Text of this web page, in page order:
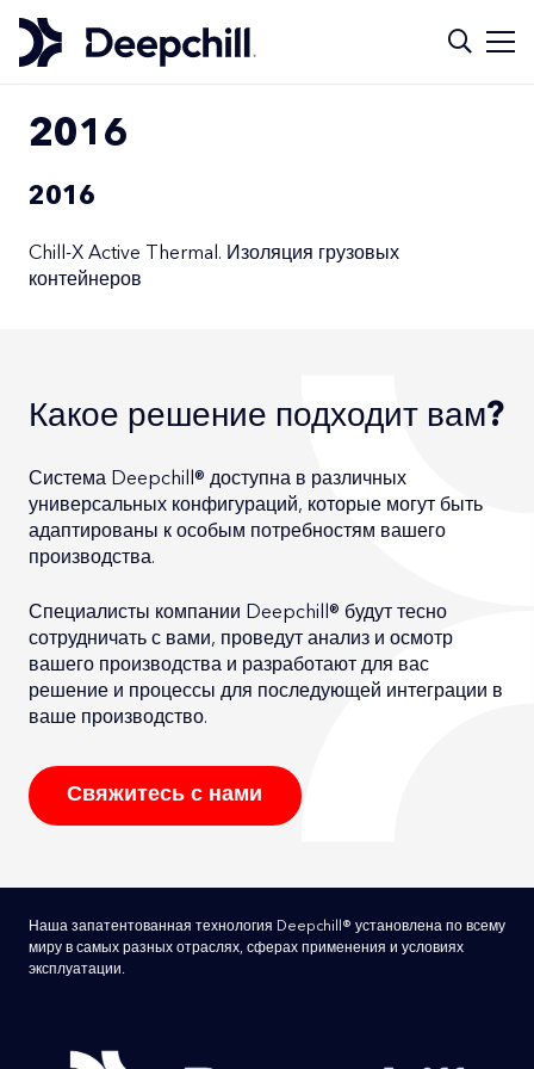
2016
2016
Chill-X Active Thermal. Изоляция грузовых
контейнеров
Какое решение подходит вам?
Система Deepchill® доступна в различных
универсальных конфигураций, которые могут быть
адаптированы к особым потребностям вашего
производства.
Специалисты компании Deepchill® будут тесно
сотрудничать с вами, проведут анализ и осмотр
вашего производства и разработают для вас
решение и процессы для последующей интеграции в
ваше производство.
Свяжитесь с нами
Наша запатентованная технология Deepchill® установлена по всему
миру в самых разных отраслях, сферах применения и условиях
эксплуатации.